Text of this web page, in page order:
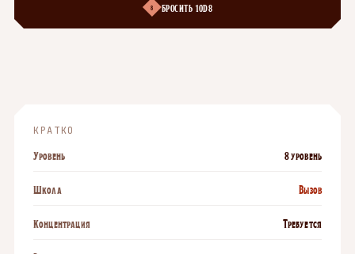
8 БРОСИТЬ 10D8
КРАТКО
Уровень 8 уровень
Школа Вызов
Концентрация Требуется